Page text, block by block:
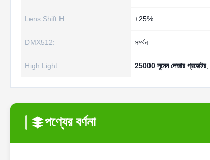
Lens Shift H: ±25%
DMX512: সমর্থন
High Light: 25000 লুমেন লেজার প্রজেক্টর
পণ্যের বর্ণনা